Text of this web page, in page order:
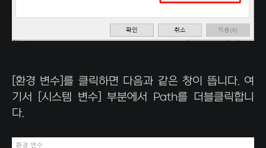
[환경 변수]를 클릭하면 다음과 같은 창이 뜹니다. 여
기서 [시스템 변수] 부분에서 Path를 더블클릭합니
다.